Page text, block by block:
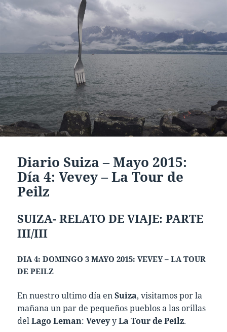
Diario Suiza – Mayo 2015:
Día 4: Vevey – La Tour de
Peilz
SUIZA- RELATO DE VIAJE: PARTE
III/III
DIA 4: DOMINGO 3 MAYO 2015: VEVEY – LA TOUR
DE PEILZ
En nuestro ultimo día enSuiza, visitamos por la
mañana un par de pequeños pueblos a las orillas
delLago Leman:VeveyyLa Tour de Peilz.